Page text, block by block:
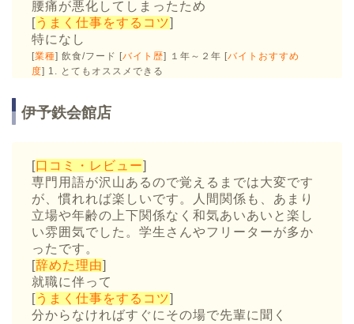
腰痛が悪化してしまったため
[うまく仕事をするコツ]
特になし
[業種] 飲食/フード [バイト歴] １年～２年 [バイトおすすめ
度] 1. とてもオススメできる
伊予鉄会館店
[口コミ・レビュー]
専門用語が沢山あるので覚えるまでは大変です
が、慣れれば楽しいです。人間関係も、あまり
立場や年齢の上下関係なく和気あいあいと楽し
い雰囲気でした。学生さんやフリーターが多か
ったです。
[辞めた理由]
就職に伴って
[うまく仕事をするコツ]
分からなければすぐにその場で先輩に聞く